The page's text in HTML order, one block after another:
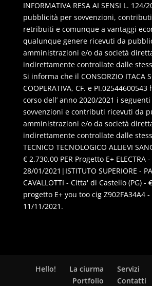
INFORMATIVA RESA AI SENSI L.
pubblicità per sovvenzioni,
retribuiti e comunque a vantaggi
qualunque genere ricevuti da
amministrazioni e/o da società
indirettamente controllate dalle
Si informa che il CONSORZIO ITACA
COOPERATIVA, CF. e
corso dell’ anno 2020/2021 i
sovvenzioni e contributi ricevuti da
amministrazioni e/o da società
indirettamente controllate dalle
TECNICO TECNOLOGICO ALLIEVI
€ 2.730,00 PER Progetto E+ ELECTRA
28/01/2021|ISTITUTO SUPERIORE -
CAVALLOTTI - Citta' di Castello (PG) -
progetto E+ you too cig Z902FA34A4 -
11/11/2021.
Hello! La ciurma Servizi
Portfolio
Contatti